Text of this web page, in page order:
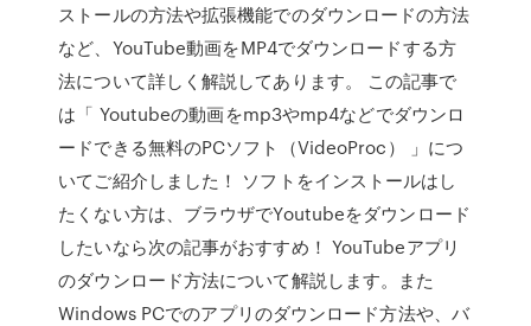
ストールの方法や拡張機能でのダウンロードの方法
など、YouTube動画をMP4でダウンロードする方
法について詳しく解説してあります。 この記事で
は「 Youtubeの動画をmp3やmp4などでダウンロ
ードできる無料のPCソフト（VideoProc） 」につ
いてご紹介しました！ ソフトをインストールはし
たくない方は、ブラウザでYoutubeをダウンロード
したいなら次の記事がおすすめ！ YouTubeアプリ
のダウンロード方法について解説します。また
Windows PCでのアプリのダウンロード方法や、バ